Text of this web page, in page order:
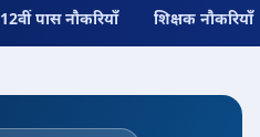
12वीं पास नौकरियाँ शिक्षक नौकरियाँ